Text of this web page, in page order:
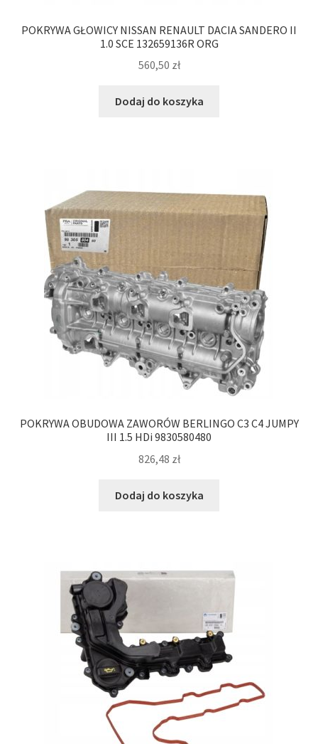
POKRYWA GŁOWICY NISSAN RENAULT DACIA SANDERO II
1.0 SCE 132659136R ORG
560,50 zł
Dodaj do koszyka
POKRYWA OBUDOWA ZAWORÓW BERLINGO C3 C4 JUMPY
III 1.5 HDi 9830580480
826,48 zł
Dodaj do koszyka